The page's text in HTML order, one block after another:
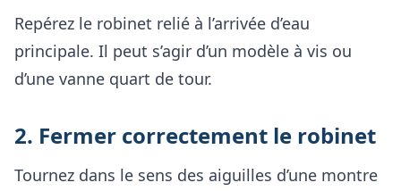
Repérez le robinet relié à l’arrivée d’eau
principale. Il peut s’agir d’un modèle à vis ou
d’une vanne quart de tour.
2. Fermer correctement le robinet
Tournez dans le sens des aiguilles d’une montre